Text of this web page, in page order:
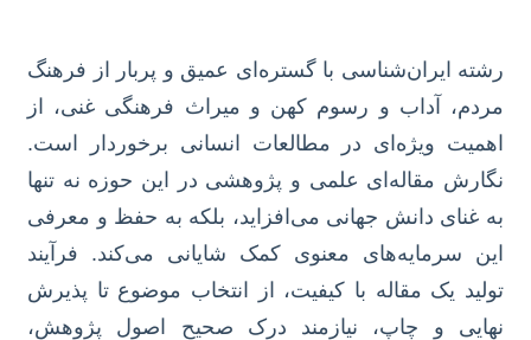
رشته ایران‌شناسی با گستره‌ای عمیق و پربار از فرهنگ
مردم، آداب و رسوم کهن و میراث فرهنگی غنی، از
اهمیت ویژه‌ای در مطالعات انسانی برخوردار است.
نگارش مقاله‌ای علمی و پژوهشی در این حوزه نه تنها
به غنای دانش جهانی می‌افزاید، بلکه به حفظ و معرفی
این سرمایه‌های معنوی کمک شایانی می‌کند. فرآیند
تولید یک مقاله با کیفیت، از انتخاب موضوع تا پذیرش
نهایی و چاپ، نیازمند درک صحیح اصول پژوهش،